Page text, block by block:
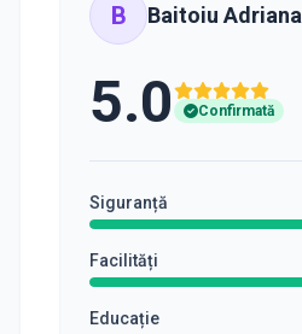
B Baitoiu Adriana
5.0 Confirmată
Siguranță
Facilități
Educație